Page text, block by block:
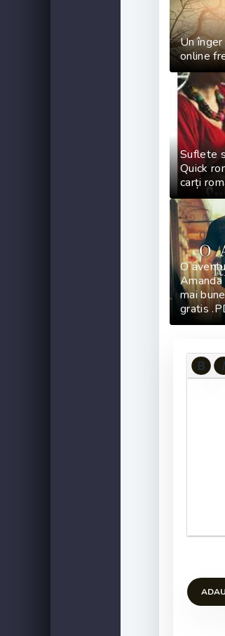
Un
online
Suflete
Quick
carți
O
mai
gratis